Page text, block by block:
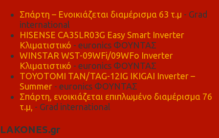
Σπάρτη – Ενοικιάζεται διαμέρισμα 63 τ.μ - Grad
international
HISENSE CA35LR03G Easy Smart Inverter
Κλιματιστικό - euronics ΦΟΥΝΤΑΣ
WINSTAR WST-09WFi/09WFo Inverter
Κλιματιστικό - euronics ΦΟΥΝΤΑΣ
TOYOTOMI TAN/TAG-12IG IKIGAI Inverter –
Summer - euronics ΦΟΥΝΤΑΣ
Σπάρτη, ενοικιάζεται επιπλωμένο διαμέρισμα 76
τ.μ, - Grad international
LAKONES.gr